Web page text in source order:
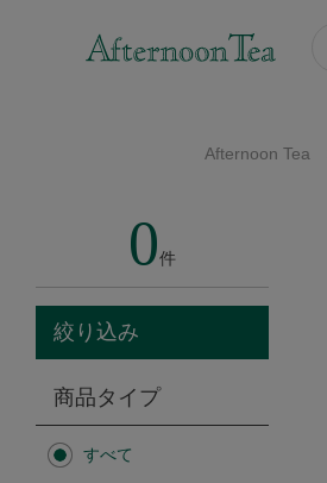
ソーシャルギフト
カタログギフト
Afternoon Tea
0件
絞り込み
商品タイプ
すべて